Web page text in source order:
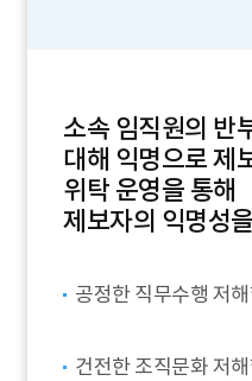
소속 임직원의 반
대해 익명으로 제
위탁 운영을 통해
제보자의 익명성
공정한 직무수행 저해
건전한 조직문화 저해